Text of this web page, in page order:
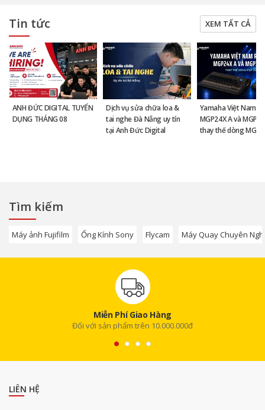
Tin tức XEM TẤT CẢ
ANH ĐỨC DIGITAL TUYỂN
DỤNG THÁNG 08
Dịch vụ sửa chữa loa &
tai nghe Đà Nẵng uy tín
tại Anh Đức Digital
Yamaha Việt Nam
MGP24X A và
thay thế dòng MGP
Tìm kiếm
Máy ảnh Fujifilm Ống Kính Sony Flycam Máy Quay Chuyên
Miễn Phí Giao Hàng
Đối với sản phẩm trên 10.000.000đ
LIÊN HỆ